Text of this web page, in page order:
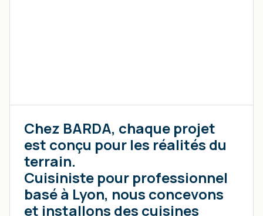
Chez BARDA, chaque projet
est conçu pour les réalités du
terrain.
Cuisiniste pour professionnel
basé à Lyon, nous concevons
et installons des cuisines